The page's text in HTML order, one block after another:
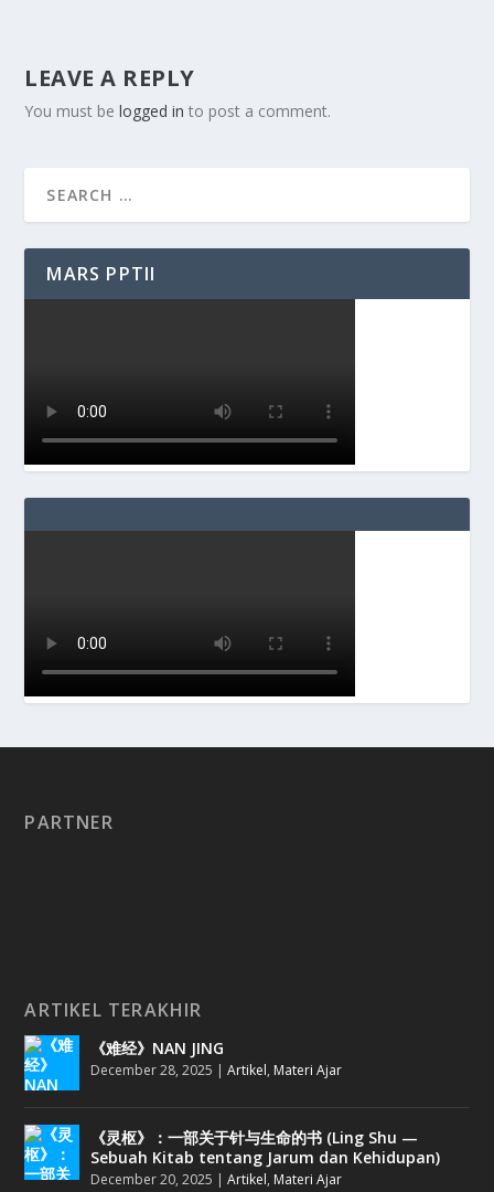
LEAVE A REPLY
You must belogged in to post a comment.
MARS PPTII
PARTNER
ARTIKEL TERAKHIR
《难经》NAN JING
December 28, 2025 |Artikel, Materi Ajar
《灵枢》：一部关于针与生命的书 (Ling Shu —
Sebuah Kitab tentang Jarum dan Kehidupan)
December 20, 2025 |Artikel, Materi Ajar